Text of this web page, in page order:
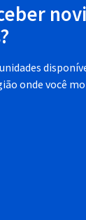
onde você